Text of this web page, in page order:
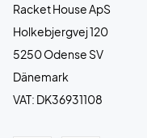
Racket House ApS
Holkebjergvej 120
5250 Odense SV
Dänemark
VAT: DK36931108